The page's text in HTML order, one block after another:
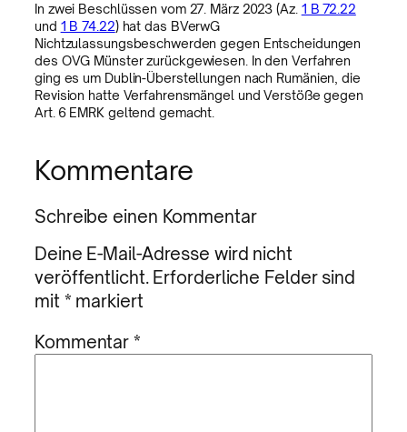
In zwei Beschlüssen vom 27. März 2023 (Az. 1 B 72.22
und 1 B 74.22) hat das BVerwG
Nichtzulassungsbeschwerden gegen Entscheidungen
des OVG Münster zurückgewiesen. In den Verfahren
ging es um Dublin-Überstellungen nach Rumänien, die
Revision hatte Verfahrensmängel und Verstöße gegen
Art. 6 EMRK geltend gemacht.
Kommentare
Schreibe einen Kommentar
Deine E-Mail-Adresse wird nicht
veröffentlicht. Erforderliche Felder sind
mit * markiert
Kommentar*